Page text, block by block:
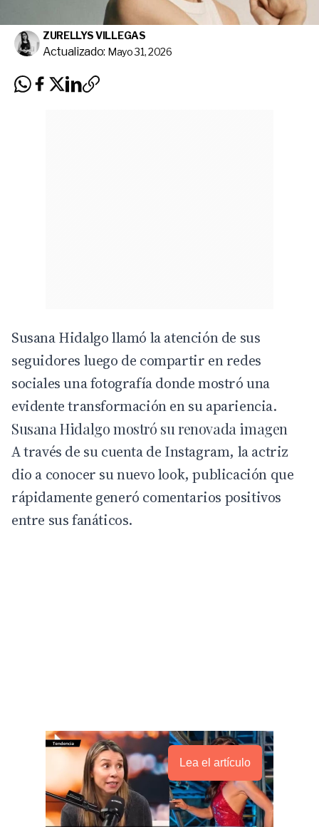
ZURELLYS VILLEGAS
Actualizado: Mayo 31, 2026
Susana Hidalgo llamó la atención de sus
seguidores luego de compartir en redes
sociales una fotografía donde mostró una
evidente transformación en su apariencia.
Susana Hidalgo mostró su renovada imagen
A través de su cuenta de Instagram, la actriz
dio a conocer su nuevo look, publicación que
rápidamente generó comentarios positivos
entre sus fanáticos.
Lea el artículo